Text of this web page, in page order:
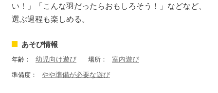
い！」「こんな羽だったらおもしろそう！」などなど、
選ぶ過程も楽しめる。
あそび情報
年齢： 幼児向け遊び 場所： 室内遊び
準備度： やや準備が必要な遊び